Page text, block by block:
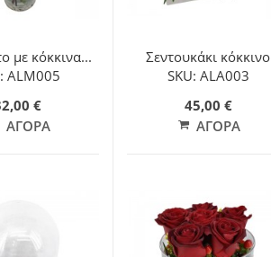
με κόκκινα...
ALM005
€
ΑΓΟΡΆ
Σεντουκάκι κόκκινο
SKU: ALA003
45,00 €
ΑΓΟΡΆ